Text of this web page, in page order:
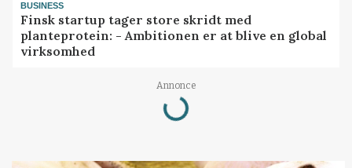
BUSINESS
Finsk startup tager store skridt med
planteprotein: - Ambitionen er at blive en global
virksomhed
Annonce
Loading...